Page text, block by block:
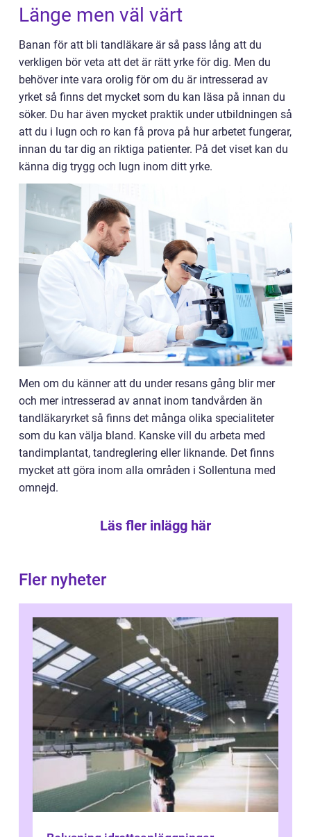
Länge men väl värt
Banan för att bli tandläkare är så pass lång att du
verkligen bör veta att det är rätt yrke för dig. Men du
behöver inte vara orolig för om du är intresserad av
yrket så finns det mycket som du kan läsa på innan du
söker. Du har även mycket praktik under utbildningen så
att du i lugn och ro kan få prova på hur arbetet fungerar,
innan du tar dig an riktiga patienter. På det viset kan du
känna dig trygg och lugn inom ditt yrke.
Men om du känner att du under resans gång blir mer
och mer intresserad av annat inom tandvården än
tandläkaryrket så finns det många olika specialiteter
som du kan välja bland. Kanske vill du arbeta med
tandimplantat, tandreglering eller liknande. Det finns
mycket att göra inom alla områden i Sollentuna med
omnejd.
Läs fler inlägg här
Fler nyheter